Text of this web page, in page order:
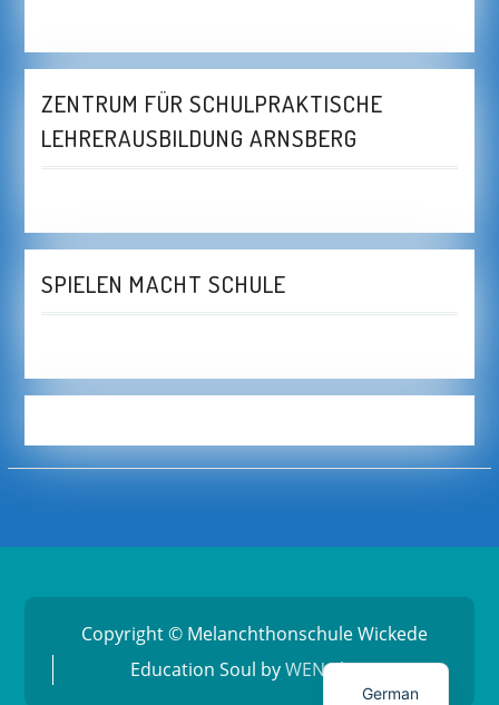
ZENTRUM FÜR SCHULPRAKTISCHE
LEHRERAUSBILDUNG ARNSBERG
SPIELEN MACHT SCHULE
Copyright © Melanchthonschule Wickede
Education Soul byWEN Themes
German